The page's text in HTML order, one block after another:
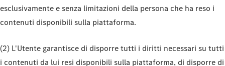
esclusivamente e senza limitazioni della persona che ha reso i
contenuti disponibili sulla piattaforma.
(2) L'Utente garantisce di disporre tutti i diritti necessari su tutti
i contenuti da lui resi disponibili sulla piattaforma, di disporre di